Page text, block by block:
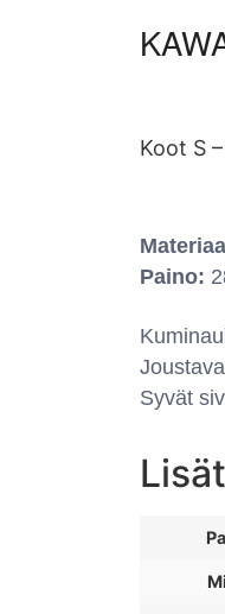
Koot S
Paino:
Syvät